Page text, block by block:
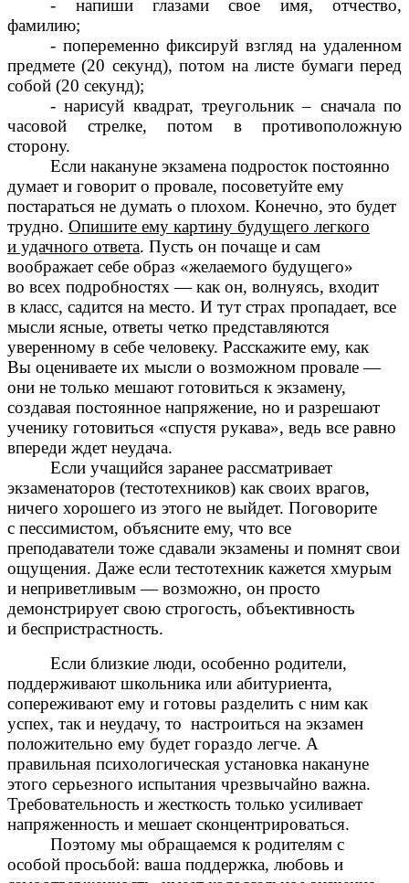
- напиши глазами свое имя, отчество,
фамилию;
- попеременно фиксируй взгляд на удаленном
предмете (20 секунд), потом на листе бумаги перед
собой (20 секунд);
- нарисуй квадрат, треугольник – сначала по
часовой стрелке, потом в противоположную
сторону.
Если накануне экзамена подросток постоянно
думает и говорит о провале, посоветуйте ему
постараться не думать о плохом. Конечно, это будет
трудно. Опишите ему картину будущего легкого
и удачного ответа. Пусть он почаще и сам
воображает себе образ «желаемого будущего»
во всех подробностях — как он, волнуясь, входит
в класс, садится на место. И тут страх пропадает, все
мысли ясные, ответы четко представляются
уверенному в себе человеку. Расскажите ему, как
Вы оцениваете их мысли о возможном провале —
они не только мешают готовиться к экзамену,
создавая постоянное напряжение, но и разрешают
ученику готовиться «спустя рукава», ведь все равно
впереди ждет неудача.
Если учащийся заранее рассматривает
экзаменаторов (тестотехников) как своих врагов,
ничего хорошего из этого не выйдет. Поговорите
с пессимистом, объясните ему, что все
преподаватели тоже сдавали экзамены и помнят свои
ощущения. Даже если тестотехник кажется хмурым
и неприветливым — возможно, он просто
демонстрирует свою строгость, объективность
и беспристрастность.
Если близкие люди, особенно родители,
поддерживают школьника или абитуриента,
сопереживают ему и готовы разделить с ним как
успех, так и неудачу, то настроиться на экзамен
положительно ему будет гораздо легче. А
правильная психологическая установка накануне
этого серьезного испытания чрезвычайно важна.
Требовательность и жесткость только усиливает
напряженность и мешает сконцентрироваться.
Поэтому мы обращаемся к родителям с
особой просьбой: ваша поддержка, любовь и